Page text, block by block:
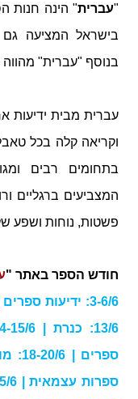
"עברית" הינה חנות
בישראל המציעה גם
בנוסף "עברית"
עברית מבית ידיעות
וקריאה קלה בכל
בתחומים רבים
המצביעים ברגליים
פשטות, נוחות ושפע
חודש הספר באתר "